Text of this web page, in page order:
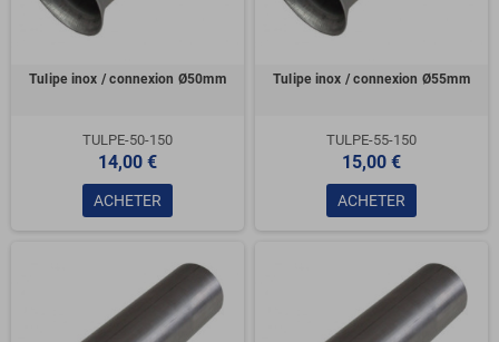
Tulipe inox / connexion Ø50mm
TULPE-50-150
14,00 €
ACHETER
Tulipe inox / connexion Ø55mm
TULPE-55-150
15,00 €
ACHETER